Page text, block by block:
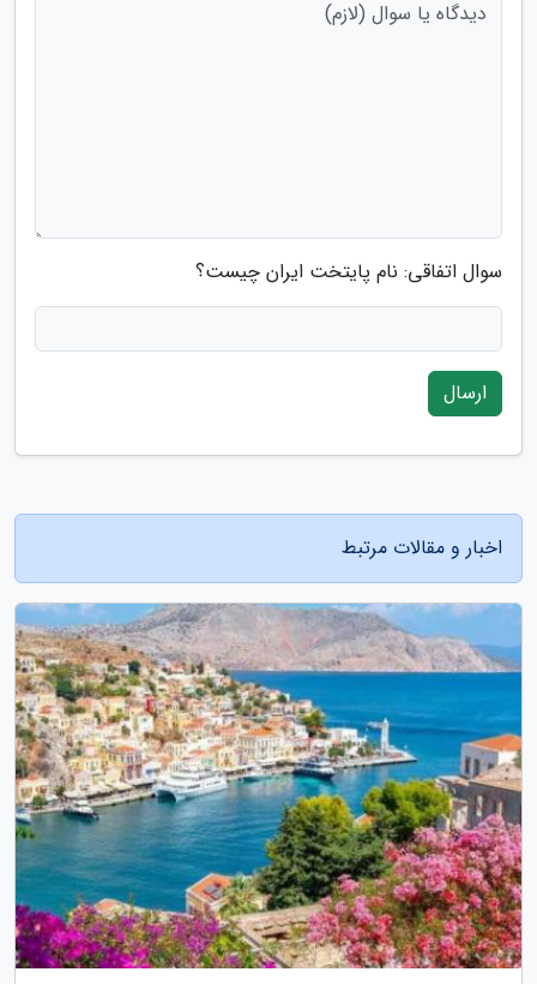
سوال اتفاقی: نام پایتخت ایران چیست؟
ارسال
اخبار و مقالات مرتبط